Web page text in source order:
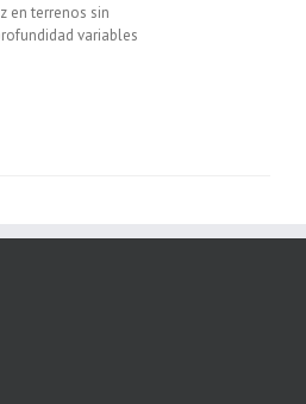
en terrenos sin
variables